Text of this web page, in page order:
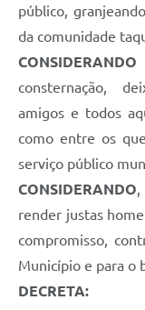
público,
da comunidade
CONSIDERANDO
consternação,
amigos e todos
como entre os
serviço público
CONSIDERANDO,
render justas
compromisso,
Município e para o
DECRETA: